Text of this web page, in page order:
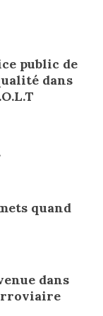
public de
dans
quand
dans